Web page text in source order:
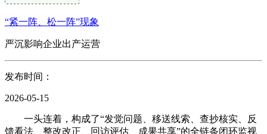
“紧一阵、松一阵”现象
严沉影响企业出产运营
发布时间：
2026-05-15
一头连着，构成了“发觉问题、移送线索、查抄核实、反
馈看法、整改改正、回访评估、成果共享”的全链条闭环监视